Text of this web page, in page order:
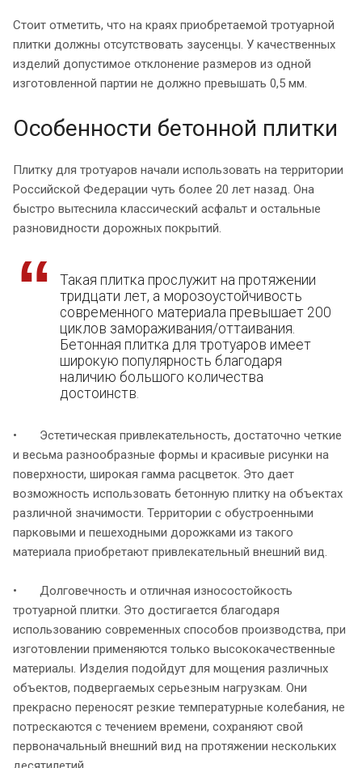
Стоит отметить, что на краях приобретаемой тротуарной
плитки должны отсутствовать заусенцы. У качественных
изделий допустимое отклонение размеров из одной
изготовленной партии не должно превышать 0,5 мм.
Особенности бетонной плитки
Плитку для тротуаров начали использовать на территории
Российской Федерации чуть более 20 лет назад. Она
быстро вытеснила классический асфальт и остальные
разновидности дорожных покрытий.
Такая плитка прослужит на протяжении
тридцати лет, а морозоустойчивость
современного материала превышает 200
циклов замораживания/оттаивания.
Бетонная плитка для тротуаров имеет
широкую популярность благодаря
наличию большого количества
достоинств.
• Эстетическая привлекательность, достаточно четкие
и весьма разнообразные формы и красивые рисунки на
поверхности, широкая гамма расцветок. Это дает
возможность использовать бетонную плитку на объектах
различной значимости. Территории с обустроенными
парковыми и пешеходными дорожками из такого
материала приобретают привлекательный внешний вид.
• Долговечность и отличная износостойкость
тротуарной плитки. Это достигается благодаря
использованию современных способов производства, при
изготовлении применяются только высококачественные
материалы. Изделия подойдут для мощения различных
объектов, подвергаемых серьезным нагрузкам. Они
прекрасно переносят резкие температурные колебания, не
потрескаются с течением времени, сохраняют свой
первоначальный внешний вид на протяжении нескольких